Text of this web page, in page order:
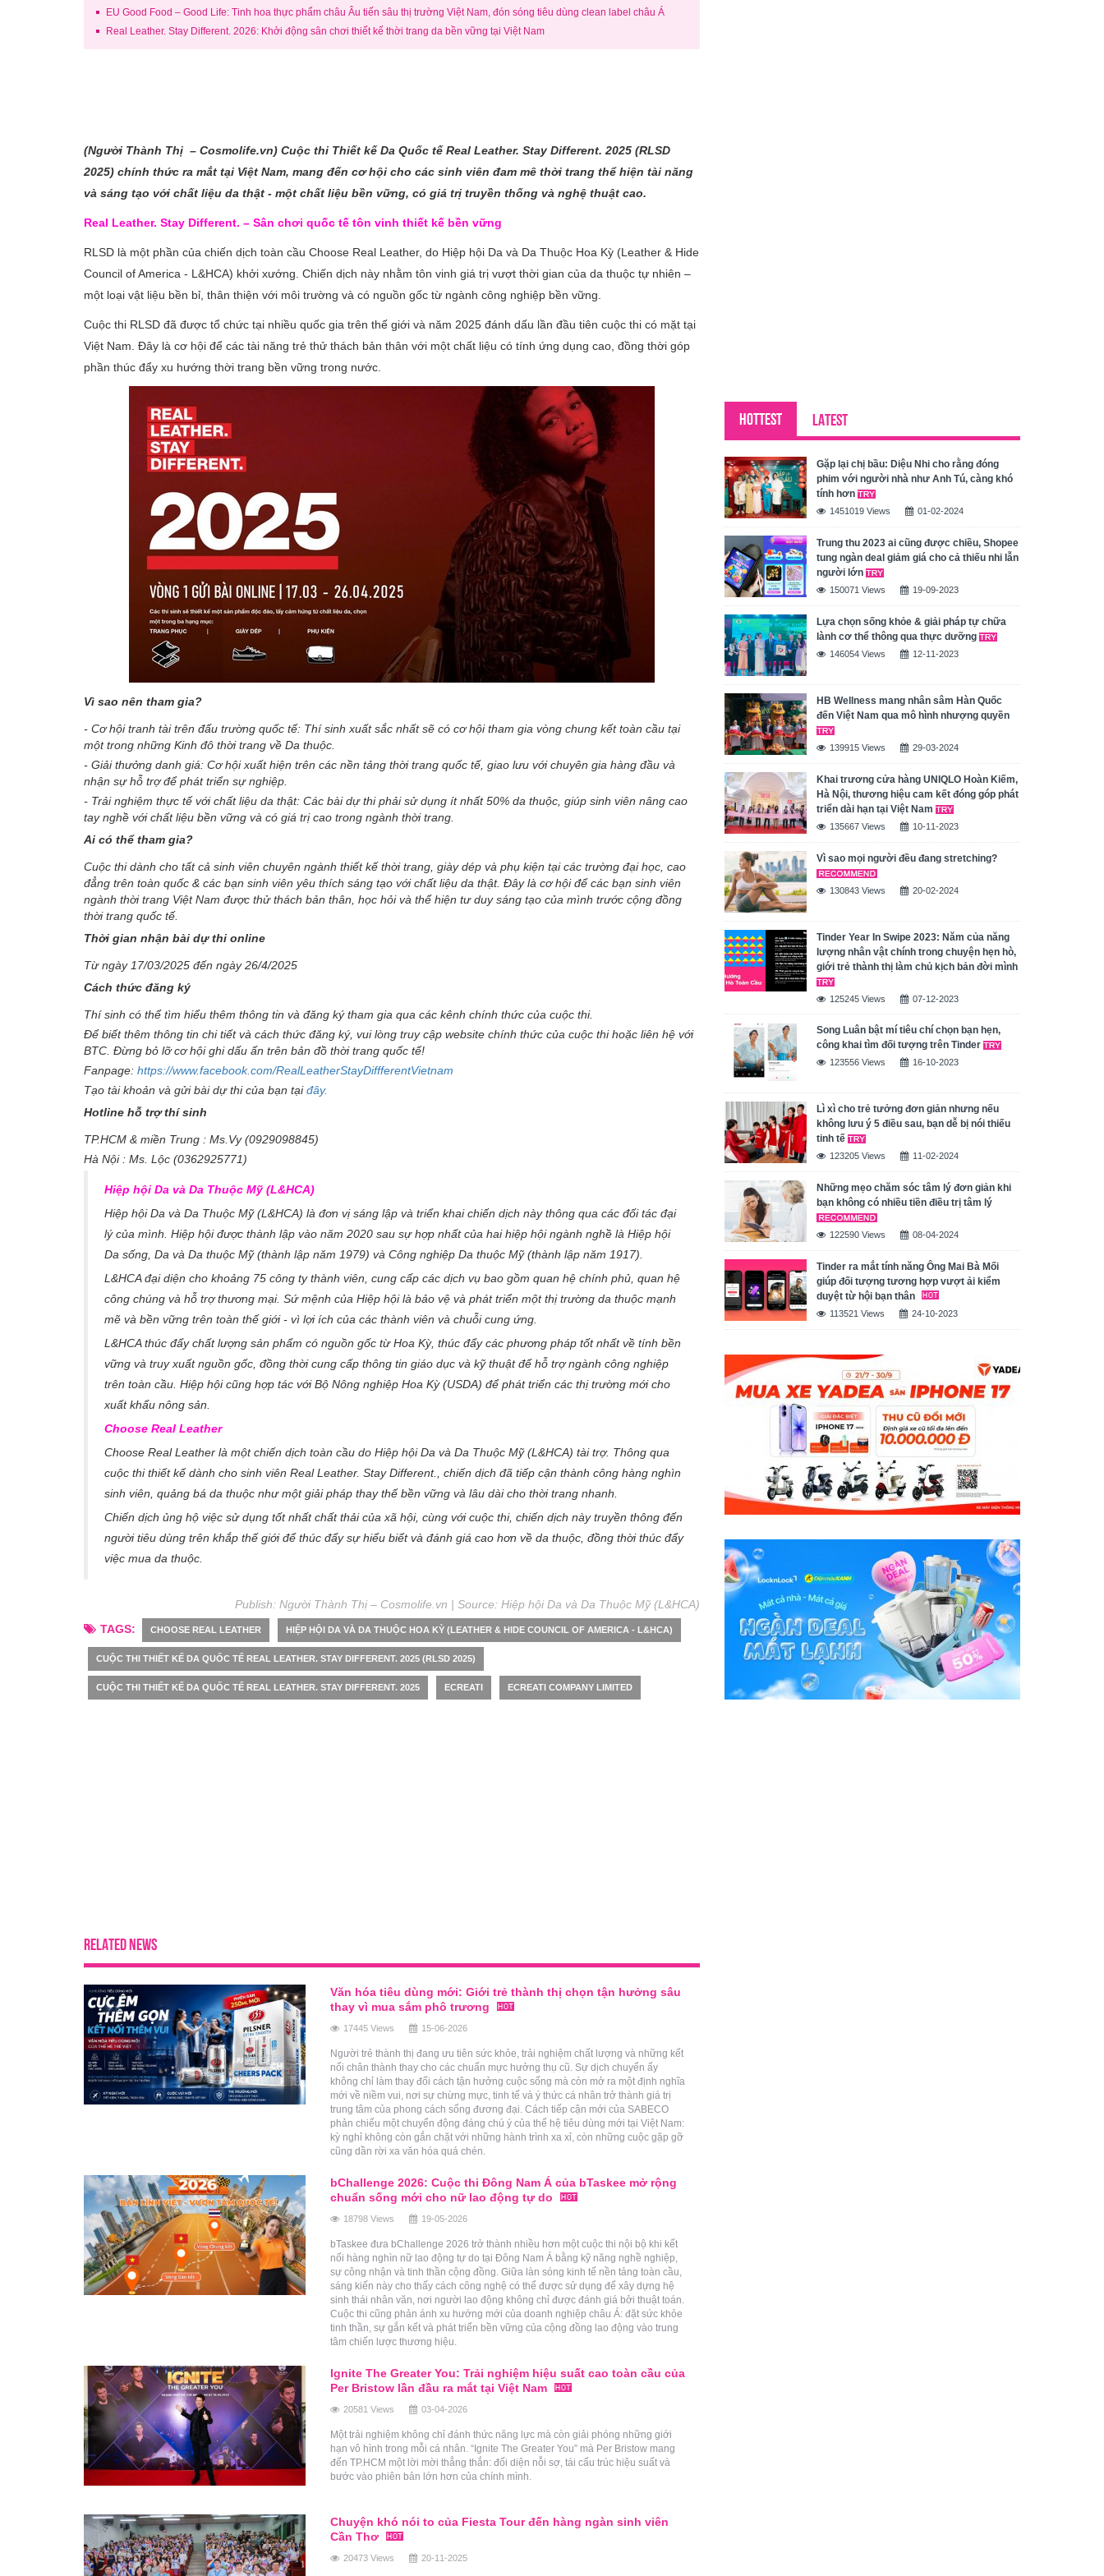
EU Good Food – Good Life: Tinh hoa thực phẩm châu Âu tiến sâu thị trường Việt Nam, đón sóng tiêu dùng clean label châu Á
Real Leather. Stay Different. 2026: Khởi động sân chơi thiết kế thời trang da bền vững tại Việt Nam
(Người Thành Thị – Cosmolife.vn) Cuộc thi Thiết kế Da Quốc tế Real Leather. Stay Different. 2025 (RLSD
2025) chính thức ra mắt tại Việt Nam, mang đến cơ hội cho các sinh viên đam mê thời trang thể hiện tài năng
và sáng tạo với chất liệu da thật - một chất liệu bền vững, có giá trị truyền thống và nghệ thuật cao.
Real Leather. Stay Different. – Sân chơi quốc tế tôn vinh thiết kế bền vững
RLSD là một phần của chiến dịch toàn cầu Choose Real Leather, do Hiệp hội Da và Da Thuộc Hoa Kỳ (Leather & Hide
Council of America - L&HCA) khởi xướng. Chiến dịch này nhằm tôn vinh giá trị vượt thời gian của da thuộc tự nhiên –
một loại vật liệu bền bỉ, thân thiện với môi trường và có nguồn gốc từ ngành công nghiệp bền vững.
Cuộc thi RLSD đã được tổ chức tại nhiều quốc gia trên thế giới và năm 2025 đánh dấu lần đầu tiên cuộc thi có mặt tại
Việt Nam. Đây là cơ hội để các tài năng trẻ thử thách bản thân với một chất liệu có tính ứng dụng cao, đồng thời góp
phần thúc đẩy xu hướng thời trang bền vững trong nước.
Vì sao nên tham gia?
- Cơ hội tranh tài trên đấu trường quốc tế: Thí sinh xuất sắc nhất sẽ có cơ hội tham gia vòng chung kết toàn cầu tại
một trong những Kinh đô thời trang về Da thuộc.
- Giải thưởng danh giá: Cơ hội xuất hiện trên các nền tảng thời trang quốc tế, giao lưu với chuyên gia hàng đầu và
nhận sự hỗ trợ để phát triển sự nghiệp.
- Trải nghiệm thực tế với chất liệu da thật: Các bài dự thi phải sử dụng ít nhất 50% da thuộc, giúp sinh viên nâng cao
tay nghề với chất liệu bền vững và có giá trị cao trong ngành thời trang.
Ai có thể tham gia?
Cuộc thi dành cho tất cả sinh viên chuyên ngành thiết kế thời trang, giày dép và phụ kiện tại các trường đại học, cao
đẳng trên toàn quốc & các bạn sinh viên yêu thích sáng tạo với chất liệu da thật. Đây là cơ hội để các bạn sinh viên
ngành thời trang Việt Nam được thử thách bản thân, học hỏi và thể hiện tư duy sáng tạo của mình trước cộng đồng
thời trang quốc tế.
Thời gian nhận bài dự thi online
Từ ngày 17/03/2025 đến ngày 26/4/2025
Cách thức đăng ký
Thí sinh có thể tìm hiểu thêm thông tin và đăng ký tham gia qua các kênh chính thức của cuộc thi.
Để biết thêm thông tin chi tiết và cách thức đăng ký, vui lòng truy cập website chính thức của cuộc thi hoặc liên hệ với
BTC. Đừng bỏ lỡ cơ hội ghi dấu ấn trên bản đồ thời trang quốc tế!
Fanpage: https://www.facebook.com/RealLeatherStayDiffferentVietnam
Tạo tài khoản và gửi bài dự thi của bạn tạiđây.
Hotline hỗ trợ thí sinh
TP.HCM & miền Trung : Ms.Vy (0929098845)
Hà Nội : Ms. Lộc (0362925771)
Hiệp hội Da và Da Thuộc Mỹ (L&HCA)
Hiệp hội Da và Da Thuộc Mỹ (L&HCA) là đơn vị sáng lập và triển khai chiến dịch này thông qua các đối tác đại
lý của mình. Hiệp hội được thành lập vào năm 2020 sau sự hợp nhất của hai hiệp hội ngành nghề là Hiệp hội
Da sống, Da và Da thuộc Mỹ (thành lập năm 1979) và Công nghiệp Da thuộc Mỹ (thành lập năm 1917).
L&HCA đại diện cho khoảng 75 công ty thành viên, cung cấp các dịch vụ bao gồm quan hệ chính phủ, quan hệ
công chúng và hỗ trợ thương mại. Sứ mệnh của Hiệp hội là bảo vệ và phát triển một thị trường da thuộc mạnh
mẽ và bền vững trên toàn thế giới - vì lợi ích của các thành viên và chuỗi cung ứng.
L&HCA thúc đẩy chất lượng sản phẩm có nguồn gốc từ Hoa Kỳ, thúc đẩy các phương pháp tốt nhất về tính bền
vững và truy xuất nguồn gốc, đồng thời cung cấp thông tin giáo dục và kỹ thuật để hỗ trợ ngành công nghiệp
trên toàn cầu. Hiệp hội cũng hợp tác với Bộ Nông nghiệp Hoa Kỳ (USDA) để phát triển các thị trường mới cho
xuất khẩu nông sản.
Choose Real Leather
Choose Real Leather là một chiến dịch toàn cầu do Hiệp hội Da và Da Thuộc Mỹ (L&HCA) tài trợ. Thông qua
cuộc thi thiết kế dành cho sinh viên Real Leather. Stay Different., chiến dịch đã tiếp cận thành công hàng nghìn
sinh viên, quảng bá da thuộc như một giải pháp thay thế bền vững và lâu dài cho thời trang nhanh.
Chiến dịch ủng hộ việc sử dụng tốt nhất chất thải của xã hội, cùng với cuộc thi, chiến dịch này truyền thông đến
người tiêu dùng trên khắp thế giới để thúc đẩy sự hiểu biết và đánh giá cao hơn về da thuộc, đồng thời thúc đẩy
việc mua da thuộc.
Publish: Người Thành Thị – Cosmolife.vn | Source: Hiệp hội Da và Da Thuộc Mỹ (L&HCA)
TAGS:
CHOOSE REAL LEATHER HIỆP HỘI DA VÀ DA THUỘC HOA KỲ (LEATHER & HIDE COUNCIL OF AMERICA - L&HCA)
CUỘC THI THIẾT KẾ DA QUỐC TẾ REAL LEATHER. STAY DIFFERENT. 2025 (RLSD 2025)
CUỘC THI THIẾT KẾ DA QUỐC TẾ REAL LEATHER. STAY DIFFERENT. 2025 ECREATI ECREATI COMPANY LIMITED
RELATED NEWS
Văn hóa tiêu dùng mới: Giới trẻ thành thị chọn tận hưởng sâu
thay vì mua sắm phô trương
17445 Views 15-06-2026
Người trẻ thành thị đang ưu tiên sức khỏe, trải nghiệm chất lượng và những kết
nối chân thành thay cho các chuẩn mực hưởng thụ cũ. Sự dịch chuyển ấy
không chỉ làm thay đổi cách tận hưởng cuộc sống mà còn mở ra một định nghĩa
mới về niềm vui, nơi sự chừng mực, tinh tế và ý thức cá nhân trở thành giá trị
trung tâm của phong cách sống đương đại. Cách tiếp cận mới của SABECO
phản chiếu một chuyển động đáng chú ý của thế hệ tiêu dùng mới tại Việt Nam:
kỳ nghỉ không còn gắn chặt với những hành trình xa xỉ, còn những cuộc gặp gỡ
cũng dần rời xa văn hóa quá chén.
bChallenge 2026: Cuộc thi Đông Nam Á của bTaskee mở rộng
chuẩn sống mới cho nữ lao động tự do
18798 Views 19-05-2026
bTaskee đưa bChallenge 2026 trở thành nhiều hơn một cuộc thi nội bộ khi kết
nối hàng nghìn nữ lao động tự do tại Đông Nam Á bằng kỹ năng nghề nghiệp,
sự công nhận và tinh thần cộng đồng. Giữa làn sóng kinh tế nền tảng toàn cầu,
sáng kiến này cho thấy cách công nghệ có thể được sử dụng để xây dựng hệ
sinh thái nhân văn, nơi người lao động không chỉ được đánh giá bởi thuật toán.
Cuộc thi cũng phản ánh xu hướng mới của doanh nghiệp châu Á: đặt sức khỏe
tinh thần, sự gắn kết và phát triển bền vững của cộng đồng lao động vào trung
tâm chiến lược thương hiệu.
Ignite The Greater You: Trải nghiệm hiệu suất cao toàn cầu của
Per Bristow lần đầu ra mắt tại Việt Nam
20581 Views 03-04-2026
Một trải nghiệm không chỉ đánh thức năng lực mà còn giải phóng những giới
hạn vô hình trong mỗi cá nhân. “Ignite The Greater You” mà Per Bristow mang
đến TP.HCM một lời mời thẳng thắn: đối diện nỗi sợ, tái cấu trúc hiệu suất và
bước vào phiên bản lớn hơn của chính mình.
Chuyện khó nói to của Fiesta Tour đến hàng ngàn sinh viên
Cần Thơ
20473 Views 20-11-2025
HOTTEST LATEST
Gặp lại chị bầu: Diệu Nhi cho rằng đóng
phim với người nhà như Anh Tú, càng khó
tính hơn
1451019 Views 01-02-2024
Trung thu 2023 ai cũng được chiều, Shopee
tung ngàn deal giảm giá cho cả thiếu nhi lẫn
người lớn
150071 Views 19-09-2023
Lựa chọn sống khỏe & giải pháp tự chữa
lành cơ thể thông qua thực dưỡng
146054 Views 12-11-2023
HB Wellness mang nhân sâm Hàn Quốc
đến Việt Nam qua mô hình nhượng quyền
139915 Views 29-03-2024
Khai trương cửa hàng UNIQLO Hoàn Kiếm,
Hà Nội, thương hiệu cam kết đóng góp phát
triển dài hạn tại Việt Nam
135667 Views 10-11-2023
Vì sao mọi người đều đang stretching?
130843 Views 20-02-2024
Tinder Year In Swipe 2023: Năm của năng
lượng nhân vật chính trong chuyện hẹn hò,
giới trẻ thành thị làm chủ kịch bản đời mình
125245 Views 07-12-2023
Song Luân bật mí tiêu chí chọn bạn hẹn,
công khai tìm đối tượng trên Tinder
123556 Views 16-10-2023
Lì xì cho trẻ tưởng đơn giản nhưng nếu
không lưu ý 5 điều sau, bạn dễ bị nói thiếu
tinh tế
123205 Views 11-02-2024
Những mẹo chăm sóc tâm lý đơn giản khi
bạn không có nhiều tiền điều trị tâm lý
122590 Views 08-04-2024
Tinder ra mắt tính năng Ông Mai Bà Mối
giúp đối tượng tương hợp vượt ải kiểm
duyệt từ hội bạn thân
113521 Views 24-10-2023